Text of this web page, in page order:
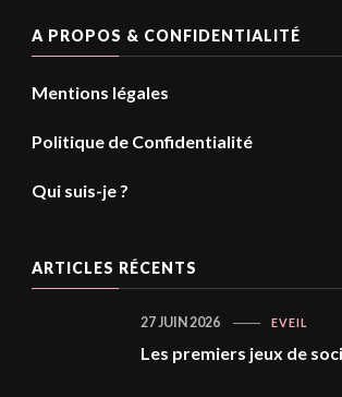
A PROPOS & CONFIDENTIALITÉ
Mentions légales
Politique de Confidentialité
Qui suis-je ?
ARTICLES RÉCENTS
EVEIL
Les premiers jeux de
27 JUIN 2026